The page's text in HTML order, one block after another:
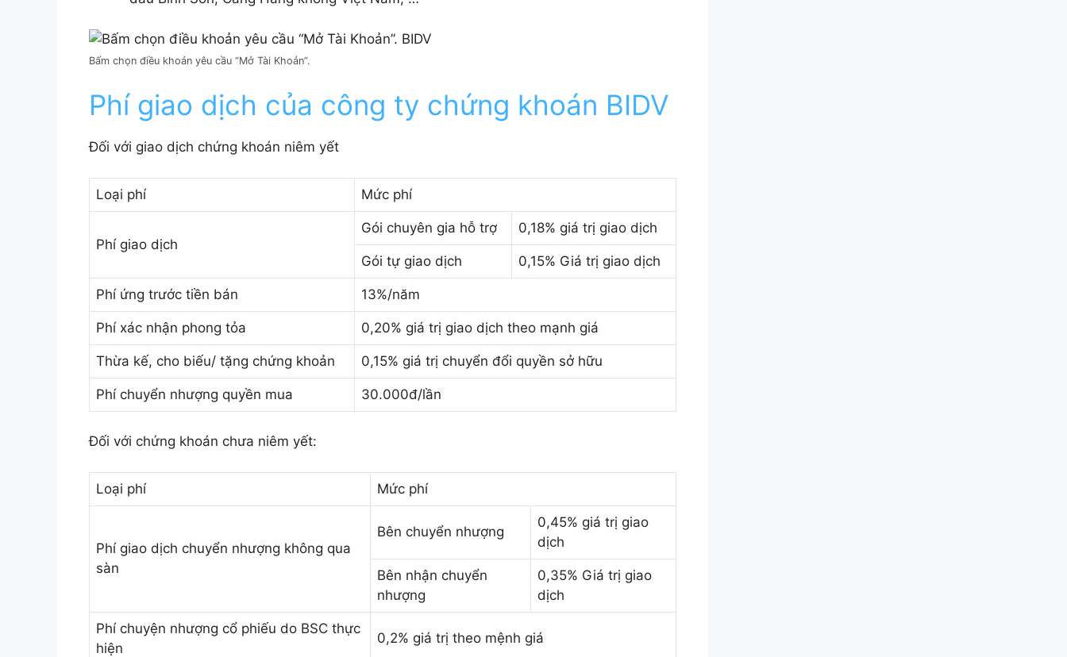
Bấm chọn điều khoản yêu cầu “Mở Tài Khoản”.
Phí giao dịch của công ty chứng khoán BIDV
Đối với giao dịch chứng khoán niêm yết
Loại phí Mức phí
Phí giao dịch
Gói chuyên gia hỗ trợ 0,18% giá trị giao dịch
Gói tự giao dịch 0,15% Giá trị giao dịch
Phí ứng trước tiền bán 13%/năm
Phí xác nhận phong tỏa 0,20% giá trị giao dịch theo mạnh giá
Thừa kế, cho biếu/ tặng chứng khoản 0,15% giá trị chuyển đổi quyền sở hữu
Phí chuyển nhượng quyền mua 30.000đ/lần
Đối với chứng khoán chưa niêm yết:
Loại phí Mức phí
Phí giao dịch chuyển nhượng không qua
sàn
Bên chuyển nhượng
0,45% giá trị giao
dịch
Bên nhận chuyển
nhượng
0,35% Giá trị giao
dịch
Phí chuyện nhượng cổ phiếu do BSC thực
hiện
0,2% giá trị theo mệnh giá